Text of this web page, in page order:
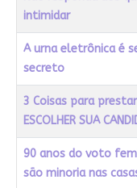
intimidar
A urna eletrônica é
secreto
3 Coisas para
ESCOLHER SUA
90 anos do voto
são minoria nas